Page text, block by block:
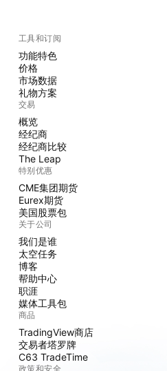
工具和订阅
功能特色
价格
市场数据
礼物方案
交易
概览
经纪商
经纪商比较
The Leap
特别优惠
CME集团期货
Eurex期货
美国股票包
关于公司
我们是谁
太空任务
博客
帮助中心
职涯
媒体工具包
商品
TradingView商店
交易者塔罗牌
C63 TradeTime
政策和安全